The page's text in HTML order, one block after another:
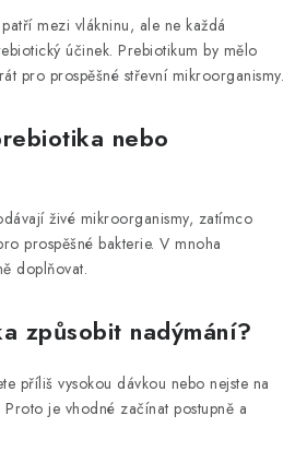
mezi vlákninu, ale ne každá
účinek. Prebiotikum by mělo
pro prospěšné střevní mikroorganismy.
nebo
živé mikroorganismy, zatímco
prospěšné bakterie. V mnoha
doplňovat.
způsobit nadýmání?
příliš vysokou dávkou nebo nejste na
je vhodné začínat postupně a